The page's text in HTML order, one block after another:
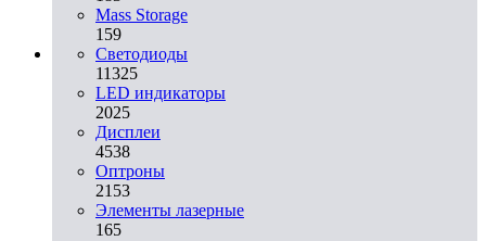
Mass Storage
159
Светодиоды
11325
LED индикаторы
2025
Дисплеи
4538
Оптроны
2153
Элементы лазерные
165